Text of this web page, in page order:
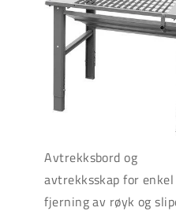
Avtrekksbord og
avtrekksskap for enkel
fjerning av røyk og